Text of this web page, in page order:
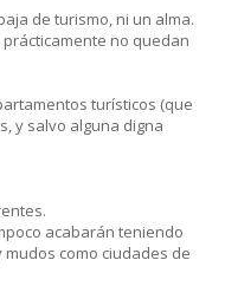
de turismo, ni un alma.
no quedan
turísticos (que
y salvo alguna digna
acabarán teniendo
como ciudades de